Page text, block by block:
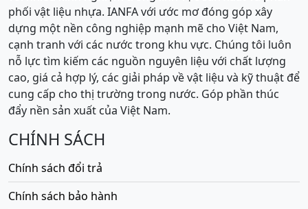
phối vật liệu nhựa. IANFA với ước mơ đóng góp xây
dựng một nền công nghiệp mạnh mẽ cho Việt Nam,
cạnh tranh với các nước trong khu vực. Chúng tôi luôn
nỗ lực tìm kiếm các nguồn nguyên liệu với chất lượng
cao, giá cả hợp lý, các giải pháp về vật liệu và kỹ thuật để
cung cấp cho thị trường trong nước. Góp phần thúc
đẩy nền sản xuất của Việt Nam.
CHÍNH SÁCH
Chính sách đổi trả
Chính sách bảo hành